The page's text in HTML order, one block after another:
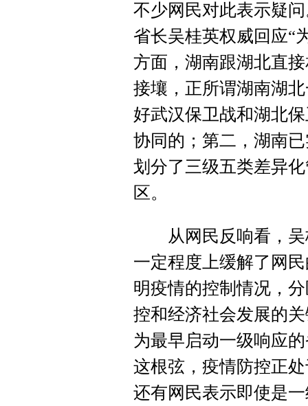
不少网民对此表示疑
省长吴桂英权威回应“
方面，湖南跟湖北直
接壤，正所谓湖南湖
好武汉保卫战和湖北
协同的；第二，湖南
划分了三级五类差异
区。
从网民反响看，吴
一定程度上缓解了网
明疫情的控制情况，
控和经济社会发展的
为最早启动一级响应
这根弦，疫情防控正
还有网民表示即使是